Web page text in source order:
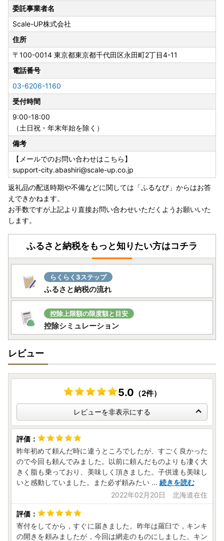
る場合がございます。
ご迷惑をおかけしますが、何卒ご了承くださいますようお願
い申し上げます。
なお、出荷後の配送状況につきましては、お手数ですが運送
会社まで直接お問い合わせください。
■年末年始の配送
年末年始の返礼品の配送につきましては、ページに記載され
ている日数以上のお時間をいただく場合がございます。
※年末のご寄附につきましては、返礼品の配送が翌年となる
可能性がございますのでご了承ください。
※年末年始などで長期ご不在となる場合がございましたら、
お申し込みの際、備考欄にてご不在日をお知らせください。
その際、配送の着日指定はできませんのでご了承ください。
■ワンストップ特例申請書は、ご要望の方のみ当市から送付
します。
お手元に届きましたらそちらの申請書をお使いいただき申
請をお願いします。
また、ワンストップ特例申請書を郵便でご提出いただく際
の郵便料(切手代)は寄附者負担となります。
※当市がお送りした申請書以外でワンストップ申請された
場合、書類確認に時間を要し、受領のご連絡が遅くなる可能
性がございます。予めご了承ください。
[書類送付先]
〒093-8555
北海道網走市南5条東1丁目10
網走市役所 ふるさと寄附担当 宛
委託事業者名
Scale-UP株式会社
住所
〒100-0014 東京都東京都千代田区永田町2丁目4-11
電話番号
03-6206-1160
受付時間
9:00-18:00
（土日祝・年末年始を除く）
備考
【メールでのお問い合わせはこちら】
support-city.abashiri@scale-up.co.jp
返礼品の配送時期や不備などに関しては「ふるなび」からはお答
えできかねます。
お手数ですが上記より直接お問い合わせいただくようお願いいた
します。
ふるさと納税をもっと知りたい方はコチラ
らくらく3ステップ
ふるさと納税の流れ
控除上限額の限度額と目安
控除シミュレーション
レビュー
5.0 （2件）
レビューを非表示にする
昨年初めて頼んだ時に違うところでしたが、すごく良かった
ので今回も頼んでみました。以前に頼んだものよりも凄く大
きく脂も乗っており、美味しく頂きました。子供達も美味し
いと感動していました。また必ず頼みたい ... 続きを読む
2022年02月20日 北海道在住
寄付をしてから，すぐに届きました。昨年は羅臼で，キンキ
の開きを頼みましたが，今回は網走のものにしました。キン